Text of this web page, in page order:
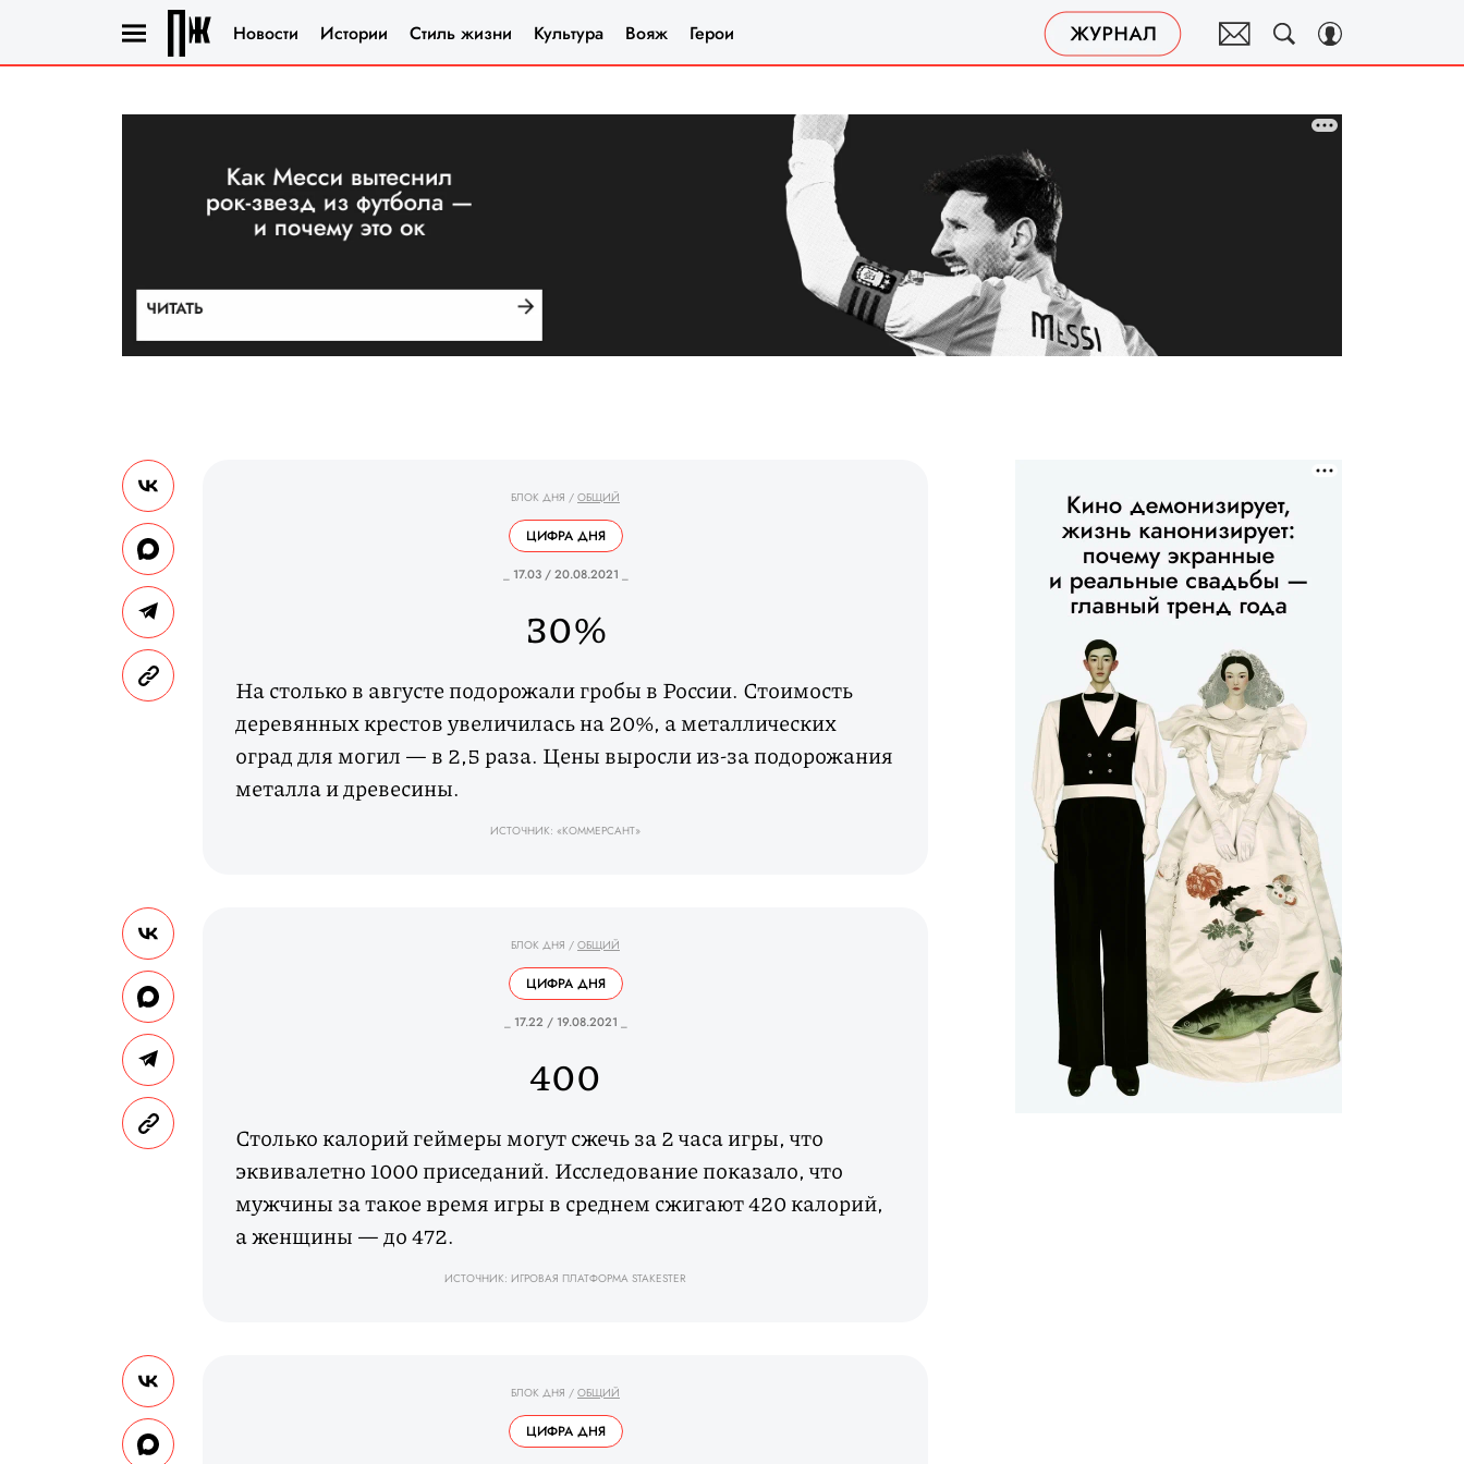
Новости Истории Стиль жизни Культура Вояж Герои
БЛОК ДНЯ / ОБЩИЙ
ЦИФРА ДНЯ
_ 17.03 / 20.08.2021 _
30%
На столько в августе подорожали гробы в России. Стоимость
деревянных крестов увеличилась на 20%, а металлических
оград для могил — в 2,5 раза. Цены выросли из-за подорожания
металла и древесины.
ИСТОЧНИК: «КОММЕРСАНТ»
БЛОК ДНЯ / ОБЩИЙ
ЦИФРА ДНЯ
_ 17.22 / 19.08.2021 _
400
Столько калорий геймеры могут сжечь за 2 часа игры, что
эквивалетно 1000 приседаний. Исследование показало, что
мужчины за такое время игры в среднем сжигают 420 калорий,
а женщины — до 472.
ИСТОЧНИК: ИГРОВАЯ ПЛАТФОРМА STAKESTER
БЛОК ДНЯ / ОБЩИЙ
ЦИФРА ДНЯ